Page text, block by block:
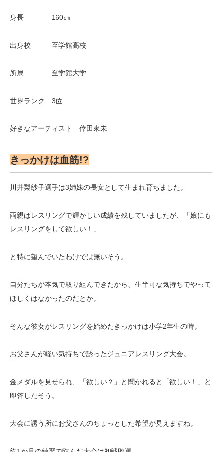
身長 160㎝
出身校 至学館高校
所属 至学館大学
世界ランク 3位
好きなアーティスト 倖田來未
きっかけは血筋!?
川井梨紗子選手は3姉妹の長女として生まれ育ちました。
両親はレスリングで輝かしい成績を残していましたが、「娘にも
レスリングをして欲しい！」
と特に望んでいたわけでは無いそう。
自分たちが本気で取り組んできたから、生半可な気持ちでやって
ほしくはなかったのだとか。
そんな彼女がレスリングを始めたきっかけは小学2年生の時。
お父さんが軽い気持ちで誘ったジュニアレスリング大会。
金メダルを見せられ、「欲しい？」と聞かれると「欲しい！」と
即答したそう。
大会に誘う所にお父さんのちょっとした希望が見えますね。